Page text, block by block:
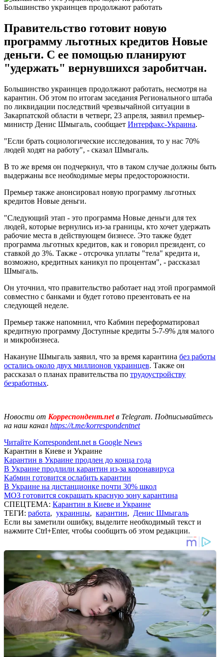
Большинство украинцев продолжают работать
Правительство готовит новую
программу льготных кредитов Новые
деньги. С ее помощью планируют
"удержать" вернувшихся заробитчан.
Большинство украинцев продолжают работать, несмотря на
карантин. Об этом по итогам заседания Регионального штаба
по ликвидации последствий чрезвычайной ситуации в
Закарпатской области в четверг, 23 апреля, заявил премьер-
министр Денис Шмыгаль, сообщает Интерфакс-Украина.
"Если брать социологические исследования, то у нас 70%
людей ходят на работу", - сказал Шмыгаль.
В то же время он подчеркнул, что в таком случае должны быть
выдержаны все необходимые меры предосторожности.
Премьер также анонсировал новую программу льготных
кредитов Новые деньги.
"Следующий этап - это программа Новые деньги для тех
людей, которые вернулись из-за границы, кто хочет удержать
рабочие места в действующем бизнесе. Это также будет
программа льготных кредитов, как и говорил президент, со
ставкой до 3%. Также - отсрочка уплаты "тела" кредита и,
возможно, кредитных каникул по процентам", - рассказал
Шмыгаль.
Он уточнил, что правительство работает над этой программой
совместно с банками и будет готово презентовать ее на
следующей неделе.
Премьер также напомнил, что Кабмин переформатировал
кредитную программу Доступные кредиты 5-7-9% для малого
и микробизнеса.
Накануне Шмыгаль заявил, что за время карантина без работы
остались около двух миллионов украинцев. Также он
рассказал о планах правительства по трудоустройству
безработных.
Новости от Корреспондент.netв Telegram. Подписывайтесь
на наш канал https://t.me/korrespondentnet
Читайте Korrespondent.net в Google News
Карантин в Киеве и Украине
Карантин в Украине продлен до конца года
В Украине продлили карантин из-за коронавируса
Кабмин готовится ослабить карантин
В Украине на дистанционке почти 30% школ
МОЗ готовится сокращать красную зону карантина
СПЕЦТЕМА: Карантин в Киеве и Украине
ТЕГИ: работа, украинцы, карантин, Денис Шмыгаль
Если вы заметили ошибку, выделите необходимый текст и
нажмите Ctrl+Enter, чтобы сообщить об этом редакции.